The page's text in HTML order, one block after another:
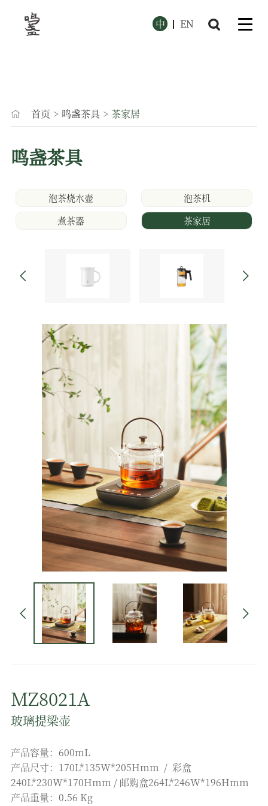
中 EN
首页 > 鸣盏茶具 > 茶家居
鸣盏茶具
泡茶烧水壶
泡茶机
煮茶器
茶家居
MZ8021A
玻璃提梁壶
产品容量：600mL
产品尺寸：170L*135W*205Hmm / 彩盒
240L*230W*170Hmm / 邮购盒264L*246W*196Hmm
产品重量：0.56 Kg